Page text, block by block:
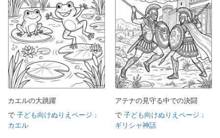
カエルの大跳躍
で 子ども向けぬりえページ：
カエル
アテナの見守る中での決闘
で 子ども向けぬりえページ：
ギリシャ神話